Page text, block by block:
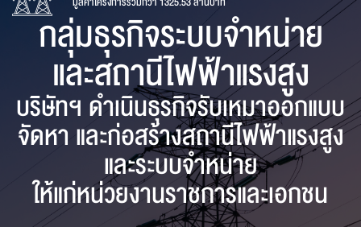
กลุ่มธุรกิจ
การจัดการระบบน้ำ
บริษัทฯ ดำเนินธุรกิจรับเหมาออกแบบ
จัดหา และก่อสร้างโครงการสถานี
ผลิตน้ำประปา วางท่อส่งน้ำ ตลอดจน
ระบบบริหารจัดการน้ำต่างๆ เพื่อการ
กลุ่มธุรกิจ
โรงไฟฟ้า
บริษัทฯ ดำเนินธุรกิจรับเหมาออกแบบ
จัดหา และก่อสร้างโรงไฟฟ้าพลังงาน
ทดแทน ทั้งจากขยะชุมชนและขยะ
อุตสาหกรรมอย่างครบวงจร ตั้งแต่
ไฟฟ้าพลังงานแสงอาทิตย์ในเวียดนาม 786.72 เมกะวัตต์
กลุ่มธุรกิจพลังงาน
แสงอาทิตย์
บริษัทฯ ดำเนินธุรกิจรับเหมาออกแบบ
จัดหา และก่อสร้างโรงไฟฟ้าพลังงาน
แสงอาทิตย์อย่างครบวงจร ทั้งแบบติด
ตั้งบนพื้นดิน ติดตั้งบนหลังคา และ
กลุ่มธุรกิจระบบจำหน่าย
และสถานีไฟฟ้าแรงสูง
บริษัทฯ ดำเนินธุรกิจรับเหมาออกแบบ
จัดหา และก่อสร้างสถานีไฟฟ้าแรงสูง
และระบบจำหน่าย
ให้แก่หน่วยงานราชการและเอกชน